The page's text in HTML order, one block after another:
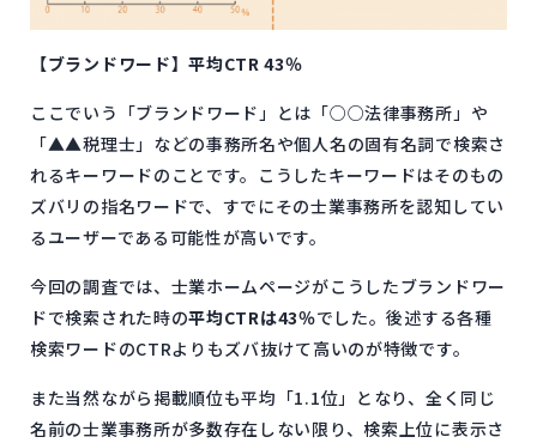
【ブランドワード】平均CTR 43％
ここでいう「ブランドワード」とは「○○法律事務所」や
「▲▲税理士」などの事務所名や個人名の固有名詞で検索さ
れるキーワードのことです。こうしたキーワードはそのもの
ズバリの指名ワードで、すでにその士業事務所を認知してい
るユーザーである可能性が高いです。
今回の調査では、士業ホームページがこうしたブランドワー
ドで検索された時の平均CTRは43％でした。後述する各種
検索ワードのCTRよりもズバ抜けて高いのが特徴です。
また当然ながら掲載順位も平均「1.1位」となり、全く同じ
名前の士業事務所が多数存在しない限り、検索上位に表示さ